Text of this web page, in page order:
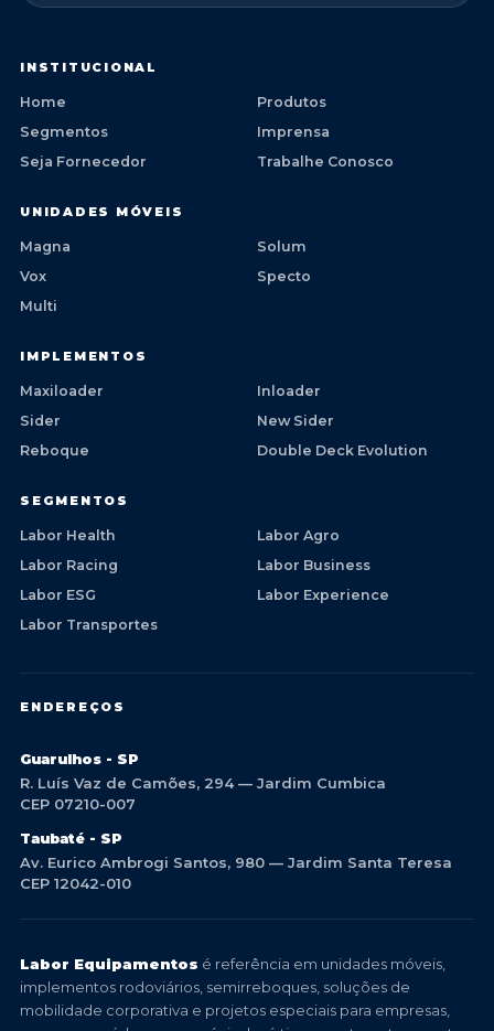
INSTITUCIONAL
Home
Produtos
Segmentos
Imprensa
Seja Fornecedor
Trabalhe Conosco
UNIDADES MÓVEIS
Magna
Solum
Vox
Specto
Multi
IMPLEMENTOS
Maxiloader
Inloader
Sider
New Sider
Reboque
Double Deck Evolution
SEGMENTOS
Labor Health
Labor Agro
Labor Racing
Labor Business
Labor ESG
Labor Experience
Labor Transportes
ENDEREÇOS
Guarulhos - SP
R. Luís Vaz de Camões, 294 — Jardim Cumbica
CEP 07210-007
Taubaté - SP
Av. Eurico Ambrogi Santos, 980 — Jardim Santa Teresa
CEP 12042-010
Labor Equipamentos é referência em unidades móveis,
implementos rodoviários, semirreboques, soluções de
mobilidade corporativa e projetos especiais para empresas,